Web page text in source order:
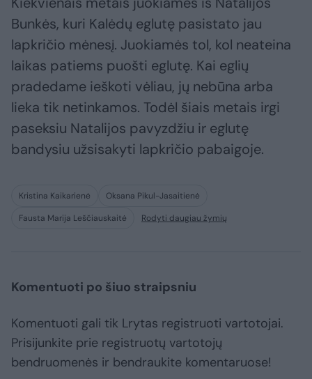
Bunkės, kuri Kalėdų eglutę pasistato jau
lapkričio mėnesį. Juokiamės tol, kol neateina
laikas patiems puošti eglutę. Kai eglių
pradedame ieškoti vėliau, jų nebūna arba
lieka tik netinkamos. Todėl šiais metais irgi
paseksiu Natalijos pavyzdžiu ir eglutę
bandysiu užsisakyti lapkričio pabaigoje.
Kristina Kaikarienė
Oksana Pikul-Jasaitienė
Fausta Marija Leščiauskaitė
Rodyti daugiau žymių
Komentuoti po šiuo straipsniu
Komentuoti gali tik Lrytas registruoti vartotojai.
Prisijunkite prie registruotų vartotojų
bendruomenės ir bendraukite komentaruose!